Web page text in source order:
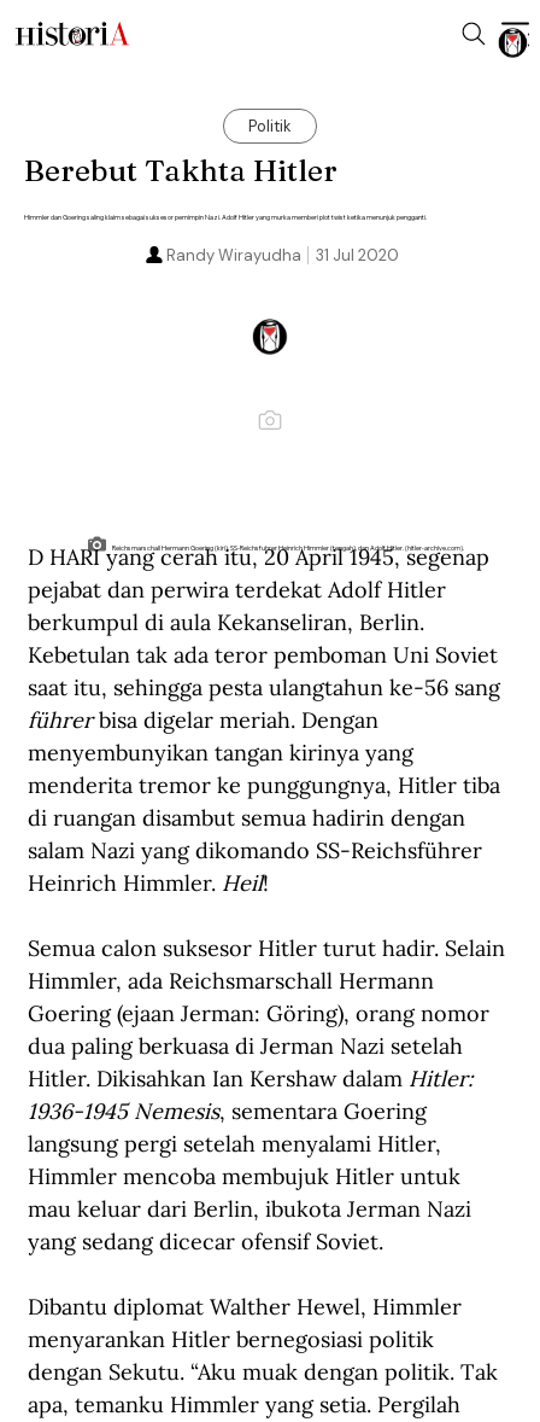
Politik
Berebut Takhta Hitler
Himmler dan Goering saling klaim sebagai suksesor pemimpin Nazi. Adolf Hitler yang murka memberi plot twist ketika menunjuk pengganti.
31 Jul 2020
Randy Wirayudha
Reichsmarschall Hermann Goering (kiri), SS-Reichsfuhrer Heinrich Himmler (tengah), dan Adolf Hitler. (hitler-archive.com).
D HARI yang cerah itu, 20 April 1945, segenap
pejabat dan perwira terdekat Adolf Hitler
berkumpul di aula Kekanseliran, Berlin.
Kebetulan tak ada teror pemboman Uni Soviet
saat itu, sehingga pesta ulangtahun ke-56 sang
führer bisa digelar meriah. Dengan
menyembunyikan tangan kirinya yang
menderita tremor ke punggungnya, Hitler tiba
di ruangan disambut semua hadirin dengan
salam Nazi yang dikomando SS-Reichsführer
Heinrich Himmler. Heil!
Semua calon suksesor Hitler turut hadir. Selain
Himmler, ada Reichsmarschall Hermann
Goering (ejaan Jerman: Göring), orang nomor
dua paling berkuasa di Jerman Nazi setelah
Hitler. Dikisahkan Ian Kershaw dalam Hitler:
1936-1945 Nemesis, sementara Goering
langsung pergi setelah menyalami Hitler,
Himmler mencoba membujuk Hitler untuk
mau keluar dari Berlin, ibukota Jerman Nazi
yang sedang dicecar ofensif Soviet.
Dibantu diplomat Walther Hewel, Himmler
menyarankan Hitler bernegosiasi politik
dengan Sekutu. “Aku muak dengan politik. Tak
apa, temanku Himmler yang setia. Pergilah